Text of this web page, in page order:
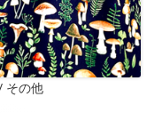
その他